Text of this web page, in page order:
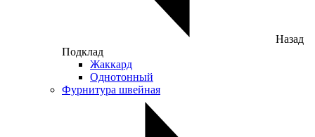
Назад
Подклад
Жаккард
Однотонный
Фурнитура швейная